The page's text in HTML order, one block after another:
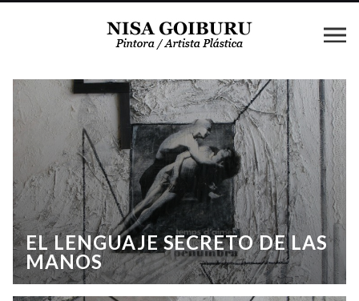
EL LENGUAJE SECRETO DE LAS
MANOS